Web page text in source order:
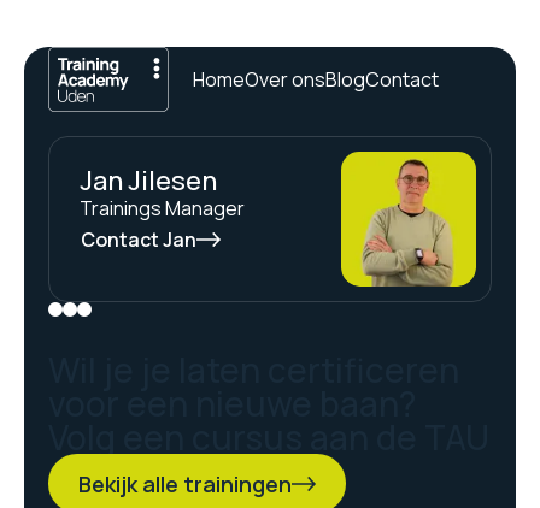
HomeOver onsBlogContact
Jan Jilesen
Trainings Manager
Contact Jan
Bekijk alle trainingen